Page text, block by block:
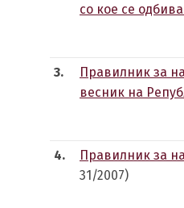
со кое се
3.
Правилник за
весник на
4. Правилник за
31/2007)